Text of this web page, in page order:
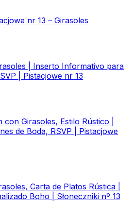
nr 13 – Girasoles
| Inserto Informativo para
| Pistacjowe nr 13
Girasoles, Estilo Rústico |
de Boda, RSVP | Pistacjowe
Carta de Platos Rústica |
Boho | Słoneczniki nº 13